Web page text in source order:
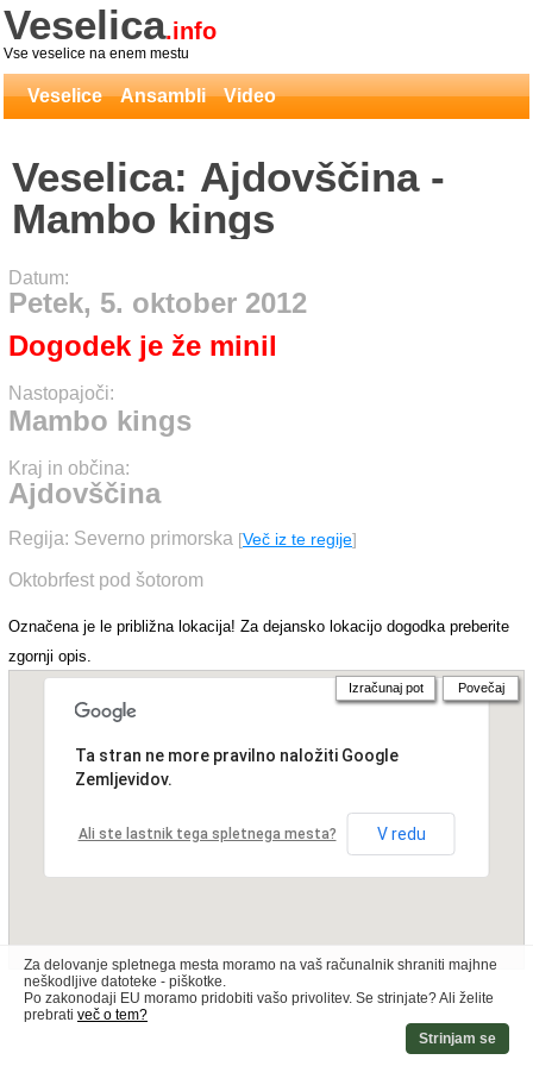
Veselica.info
Vse veselice na enem mestu
Veselice Ansambli Video
Veselica: Ajdovščina -
Mambo kings
Datum:
Petek, 5. oktober 2012
Dogodek je že minil
Nastopajoči:
Mambo kings
Kraj in občina:
Ajdovščina
Regija: Severno primorska [Več iz te regije]
Oktobrfest pod šotorom
Označena je le približna lokacija! Za dejansko lokacijo dogodka preberite
zgornji opis.
Ta stran ne more pravilno naložiti Google
Zemljevidov.
Ali ste lastnik tega spletnega mesta? V redu
Izračunaj pot Povečaj
Za delovanje spletnega mesta moramo na vaš računalnik shraniti majhne
neškodljive datoteke - piškotke.
Po zakonodaji EU moramo pridobiti vašo privolitev. Se strinjate? Ali želite
prebrati več o tem?
Strinjam se